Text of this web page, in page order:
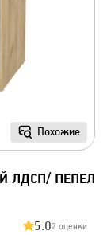
Похожие
ЛДСП/ ПЕПЕЛ
5.02 оценки